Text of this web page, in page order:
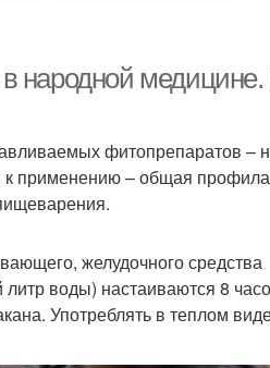
народной
фитопрепаратов –
применению – общая
желудочного средства
воды) настаиваются 8
Употреблять в теплом